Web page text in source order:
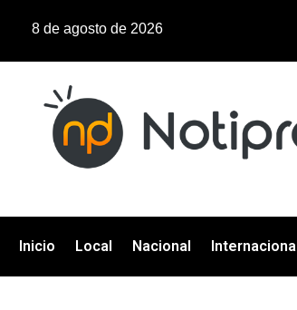
8 de agosto de 2026
Inicio Local Nacional Internacional